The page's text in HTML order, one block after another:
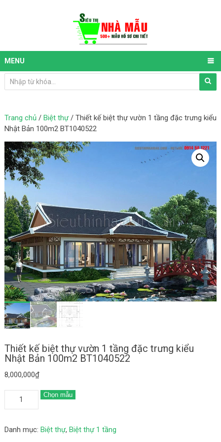
MENU
Trang chủ/ Biệt thự/ Thiết kế biệt thự vườn 1 tầng đặc trưng kiểu
Nhật Bản 100m2 BT1040522
Thiết kế biệt thự vườn 1 tầng đặc trưng kiểu
Nhật Bản 100m2 BT1040522
8,000,000₫
Chọn mẫu
Danh mục: Biệt thự, Biệt thự 1 tầng